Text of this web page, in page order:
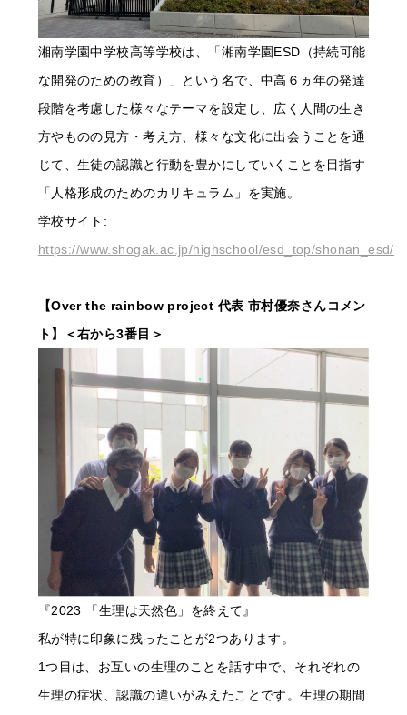
湘南学園中学校高等学校は、「湘南学園ESD（持続可能
な開発のための教育）」という名で、中高６ヵ年の発達
段階を考慮した様々なテーマを設定し、広く人間の生き
方やものの見方・考え方、様々な文化に出会うことを通
じて、生徒の認識と行動を豊かにしていくことを目指す
「人格形成のためのカリキュラム」を実施。
学校サイト:
https://www.shogak.ac.jp/highschool/esd_top/shonan_esd/
【Over the rainbow project 代表 市村優奈さんコメン
ト】＜右から3番目＞
『2023 「生理は天然色」を終えて』
私が特に印象に残ったことが2つあります。
1つ目は、お互いの生理のことを話す中で、それぞれの
生理の症状、認識の違いがみえたことです。生理の期間